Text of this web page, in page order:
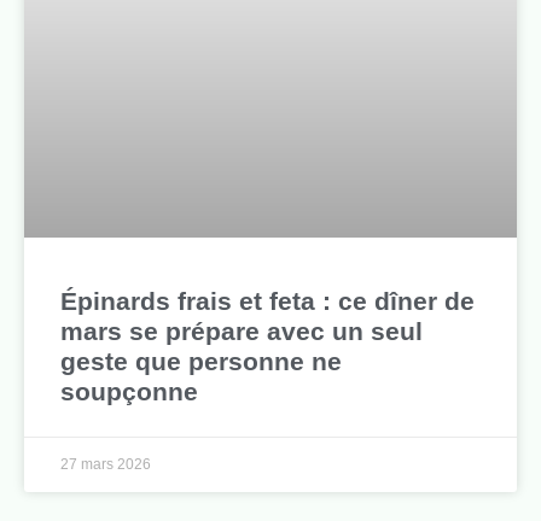
Épinards frais et feta : ce dîner de
mars se prépare avec un seul
geste que personne ne
soupçonne
27 mars 2026